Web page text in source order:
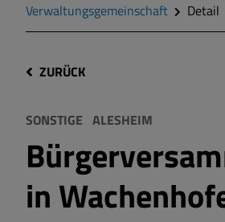
Verwaltungsgemeinschaft Detail
ZURÜCK
SONSTIGE ALESHEIM
in